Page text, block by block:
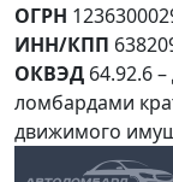
ОГРН
ИНН/КПП
ОКВЭД 64.92.6
ломбардами
движимого